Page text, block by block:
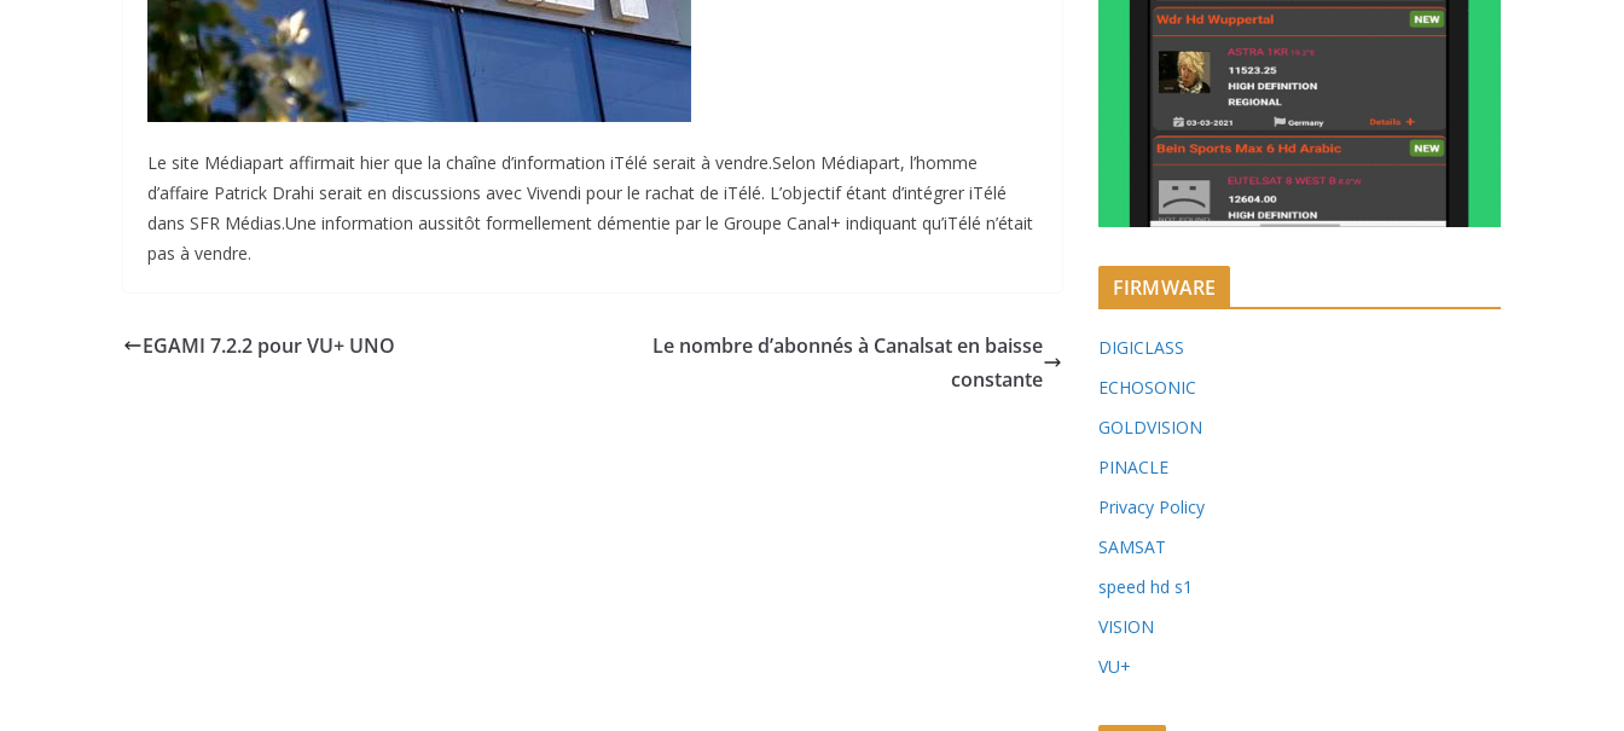
Le site Médiapart affirmait hier que la chaîne d’information iTélé serait à vendre.Selon Médiapart, l’homme
d’affaire Patrick Drahi serait en discussions avec Vivendi pour le rachat de iTélé. L’objectif étant d’intégrer iTélé
dans SFR Médias.Une information aussitôt formellement démentie par le Groupe Canal+ indiquant qu’iTélé n’était
pas à vendre.
EGAMI 7.2.2 pour VU+ UNO
Le nombre d’abonnés à Canalsat en baisse
constante
FIRMWARE
DIGICLASS
ECHOSONIC
GOLDVISION
PINACLE
Privacy Policy
SAMSAT
speed hd s1
VISION
VU+